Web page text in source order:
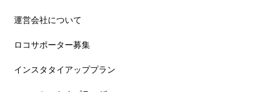
運営会社について
ロコサポーター募集
インスタタイアッププラン